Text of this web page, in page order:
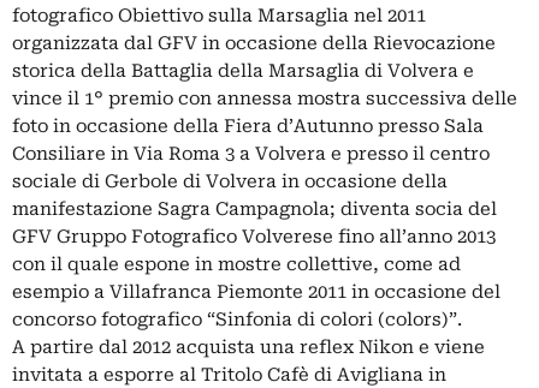
fotografico Obiettivo sulla Marsaglia nel 2011
organizzata dal GFV in occasione della Rievocazione
storica della Battaglia della Marsaglia di Volvera e
vince il 1° premio con annessa mostra successiva delle
foto in occasione della Fiera d’Autunno presso Sala
Consiliare in Via Roma 3 a Volvera e presso il centro
sociale di Gerbole di Volvera in occasione della
manifestazione Sagra Campagnola; diventa socia del
GFV Gruppo Fotografico Volverese fino all’anno 2013
con il quale espone in mostre collettive, come ad
esempio a Villafranca Piemonte 2011 in occasione del
concorso fotografico “Sinfonia di colori (colors)”.
A partire dal 2012 acquista una reflex Nikon e viene
invitata a esporre al Tritolo Cafè di Avigliana in